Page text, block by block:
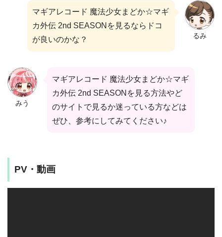
るみ
マギアレコード 魔法少女まどか☆マギ
カ外伝 2nd SEASONを見るならドコ
が良いのかな？
みう
マギアレコード 魔法少女まどか☆マギ
カ外伝 2nd SEASONを見る方法やど
のサイトで見るか迷っている方などは
ぜひ、参考にしてみてください♪
PV・動画